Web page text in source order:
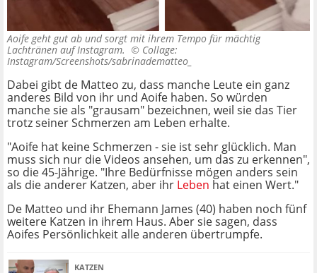
Aoife geht gut ab und sorgt mit ihrem Tempo für mächtig
Lachtränen auf Instagram. © Collage:
Instagram/Screenshots/sabrinadematteo_
Dabei gibt de Matteo zu, dass manche Leute ein ganz
anderes Bild von ihr und Aoife haben. So würden
manche sie als "grausam" bezeichnen, weil sie das Tier
trotz seiner Schmerzen am Leben erhalte.
"Aoife hat keine Schmerzen - sie ist sehr glücklich. Man
muss sich nur die Videos ansehen, um das zu erkennen",
so die 45-Jährige. "Ihre Bedürfnisse mögen anders sein
als die anderer Katzen, aber ihr Leben hat einen Wert."
De Matteo und ihr Ehemann James (40) haben noch fünf
weitere Katzen in ihrem Haus. Aber sie sagen, dass
Aoifes Persönlichkeit alle anderen übertrumpfe.
KATZEN